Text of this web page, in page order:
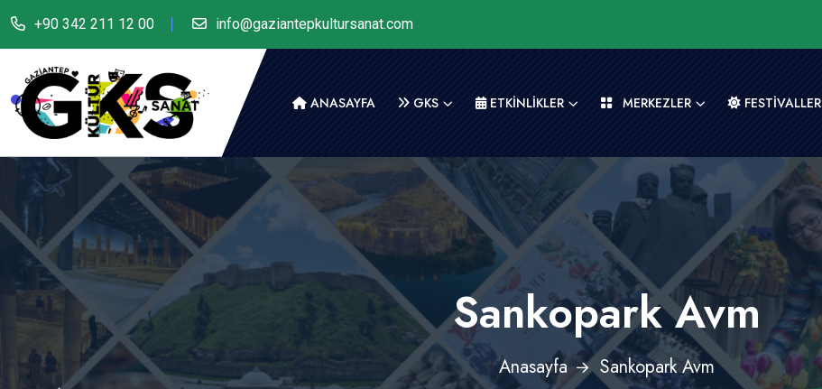
+90 342 211 12 00 info@gaziantepkultursanat.com
ANASAYFA GKS ETKİNLİKLER MERKEZLER FESTİVALLER
Sankopark Avm
Anasayfa Sankopark Avm